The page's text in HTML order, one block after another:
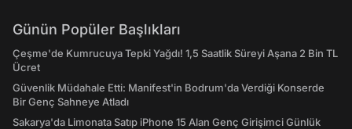
Günün Popüler Başlıkları
Çeşme'de Kumrucuya Tepki Yağdı! 1,5 Saatlik Süreyi Aşana 2 Bin TL
Ücret
Güvenlik Müdahale Etti: Manifest'in Bodrum'da Verdiği Konserde
Bir Genç Sahneye Atladı
Sakarya'da Limonata Satıp iPhone 15 Alan Genç Girişimci Günlük